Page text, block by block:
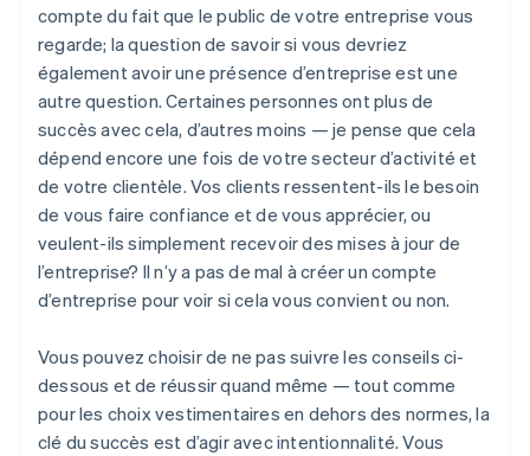
compte du fait que le public de votre entreprise vous
regarde; la question de savoir si vous devriez
également avoir une présence d’entreprise est une
autre question. Certaines personnes ont plus de
succès avec cela, d’autres moins — je pense que cela
dépend encore une fois de votre secteur d’activité et
de votre clientèle. Vos clients ressentent-ils le besoin
de vous faire confiance et de vous apprécier, ou
veulent-ils simplement recevoir des mises à jour de
l’entreprise? Il n’y a pas de mal à créer un compte
d’entreprise pour voir si cela vous convient ou non.
Vous pouvez choisir de ne pas suivre les conseils ci-
dessous et de réussir quand même — tout comme
pour les choix vestimentaires en dehors des normes, la
clé du succès est d’agir avec intentionnalité. Vous